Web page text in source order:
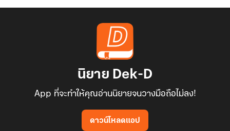
นิยาย Dek-D
App ที่จะทำให้คุณอ่านนิยายจนวางมือถือไม่ลง!
ดาวน์โหลดแอป